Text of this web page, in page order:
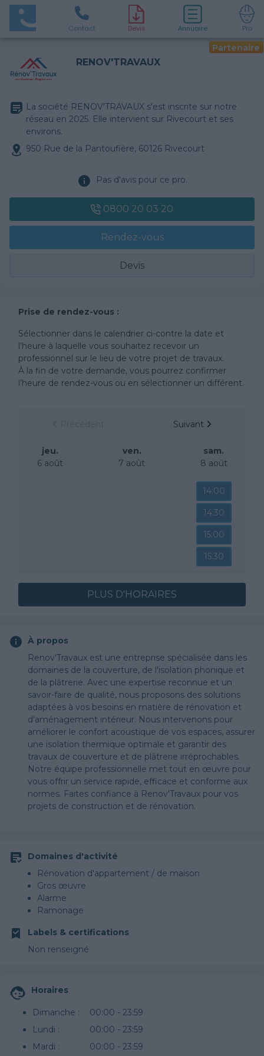
Contact Devis Annuaire Pro
Partenaire
RENOV'TRAVAUX
La société RENOV'TRAVAUX s'est inscrite sur notre
réseau en 2025. Elle intervient sur Rivecourt et ses
environs.
950 Rue de la Pantoufière, 60126 Rivecourt
Pas d'avis pour ce pro.
0800 20 03 20
Rendez-vous
Devis
Prise de rendez-vous :
Sélectionner dans le calendrier ci-contre la date et
l'heure à laquelle vous souhaitez recevoir un
professionnel sur le lieu de votre projet de travaux.
À la fin de votre demande, vous pourrez confirmer
l’heure de rendez-vous ou en sélectionner un différent.
Suivant
jeu.
6 août
ven.
7 août
sam.
8 août
14:00
14:30
15:00
15:30
PLUS D'HORAIRES
À propos
Renov'Travaux est une entreprise spécialisée dans les
domaines de la couverture, de l'isolation phonique et
de la plâtrerie. Avec une expertise reconnue et un
savoir-faire de qualité, nous proposons des solutions
adaptées à vos besoins en matière de rénovation et
d'aménagement intérieur. Nous intervenons pour
améliorer le confort acoustique de vos espaces, assurer
une isolation thermique optimale et garantir des
travaux de couverture et de plâtrerie irréprochables.
Notre équipe professionnelle met tout en œuvre pour
vous offrir un service rapide, efficace et conforme aux
normes. Faites confiance à Renov'Travaux pour vos
projets de construction et de rénovation.
Domaines d'activité
Rénovation d'appartement / de maison
Gros œuvre
Alarme
Ramonage
Labels & certifications
Non renseigné
Horaires
Dimanche :
00:00 - 23:59
Lundi :
00:00 - 23:59
Mardi :
00:00 - 23:59